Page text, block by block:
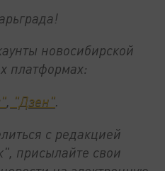
новосибирской
платформах:
, "Дзен".
с редакцией
присылайте свои